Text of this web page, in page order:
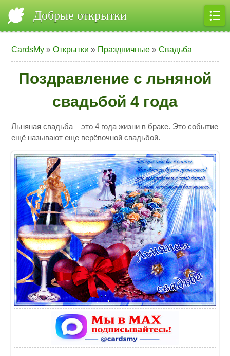
Добрые открытки
CardsMy »Открытки » Праздничные »Свадьба
Поздравление с льняной
свадьбой 4 года
Льняная свадьба – это 4 года жизни в браке. Это событие
ещё называют еще верёвочной свадьбой.